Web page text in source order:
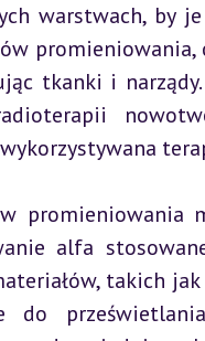
warstwach, by
promieniowania,
tkanki i
promieniowania
alfa
takich
do